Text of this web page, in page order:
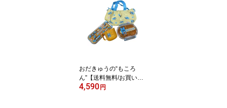
おだきゅうの“もころ
ん”【送料無料/お買い得/
ネット限定】ランチグッ
4,590 円